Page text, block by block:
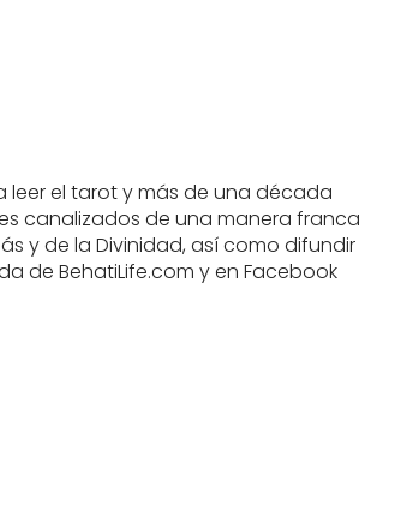
leer el tarot y más de una década
canalizados de una manera franca
y de la Divinidad, así como difundir
de BehatiLife.com y en Facebook